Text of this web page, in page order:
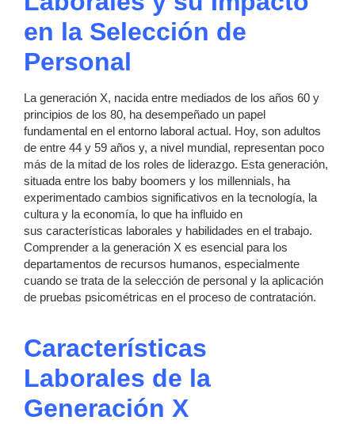
en la Selección de
Personal
La generación X, nacida entre mediados de los años 60 y
principios de los 80, ha desempeñado un papel
fundamental en el entorno laboral actual. Hoy, son adultos
de entre 44 y 59 años y, a nivel mundial, representan poco
más de la mitad de los roles de liderazgo. Esta generación,
situada entre los baby boomers y los millennials, ha
experimentado cambios significativos en la tecnología, la
cultura y la economía, lo que ha influido en
sus características laborales y habilidades en el trabajo.
Comprender a la generación X es esencial para los
departamentos de recursos humanos, especialmente
cuando se trata de la selección de personal y la aplicación
de pruebas psicométricas en el proceso de contratación.
Características
Laborales de la
Generación X